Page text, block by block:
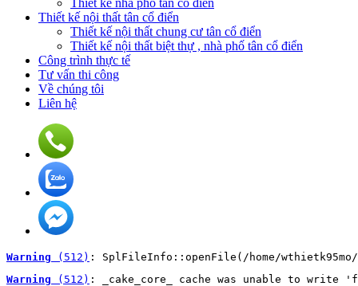
Thiết kế nhà phố tân cổ điển
Thiết kế nội thất tân cổ điển
Thiết kế nội thất chung cư tân cổ điển
Thiết kế nội thất biệt thự , nhà phố tân cổ điển
Công trình thực tế
Tư vấn thi công
Về chúng tôi
Liên hệ
Warning (512) : SplFileInfo::openFile(/home/
Warning (512) : _cake_core_ cache was unable to